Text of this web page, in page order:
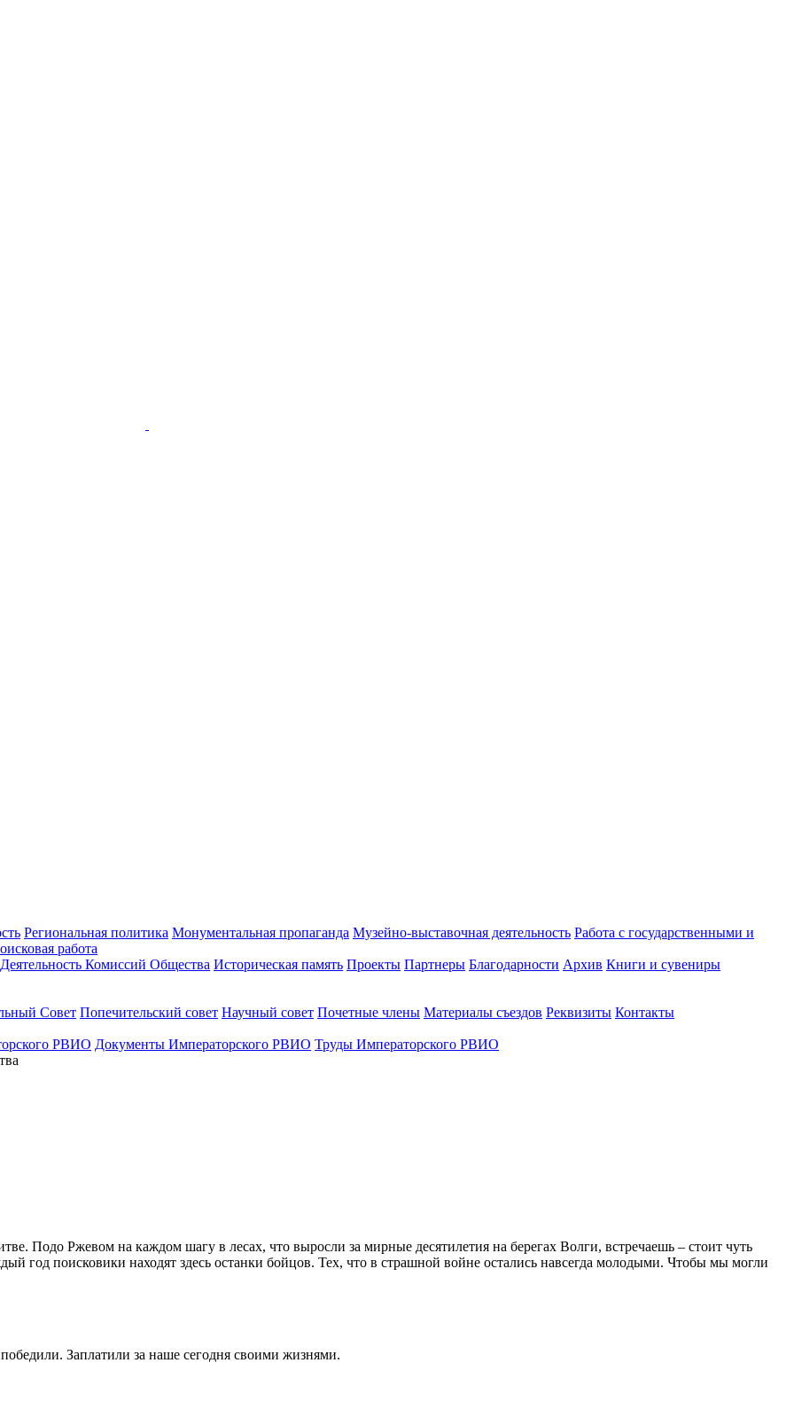
Региональная политика Монументальная пропаганда Музейно-выставочная деятельность Работа с государственными и
работа
Деятельность Комиссий Общества Историческая память Проекты Партнеры Благодарности Архив Книги и сувениры
Совет Попечительский совет Научный совет Почетные члены Материалы съездов Реквизиты Контакты
РВИО Документы Императорского РВИО Труды Императорского РВИО
Подо Ржевом на каждом шагу в лесах, что выросли за мирные десятилетия на берегах Волги, встречаешь – стоит чуть
год поисковики находят здесь останки бойцов. Тех, что в страшной войне остались навсегда молодыми. Чтобы мы могли
Заплатили за наше сегодня своими жизнями.